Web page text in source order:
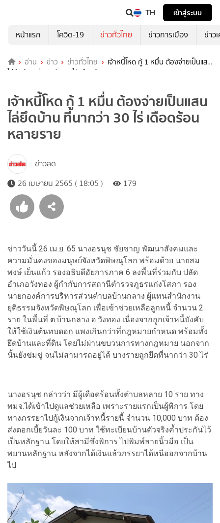
TH
เข้าสู่ระบบ
หน้าแรก
โควิด-19 ข่าวทั่วไทย ข่าวการเมือง ข่าว
อ่าน ข่าว ข่าวทั่วไทย
เจ้าหนี้โหด กู้ 1 หมื่น ต้องจ่ายเป็นแสน
ไล่ยึดบ้าน ที่นากว่า 30 ไร่ เดือดร้อนหลายราย
เจ้าหนี้โหด กู้ 1 หมื่น ต้องจ่ายเป็นแสน
ไล่ยึดบ้าน ที่นากว่า 30 ไร่ เดือดร้อน
หลายราย
ข่าวสด
26 เมษายน 2565 ( 18:05 )
179
ข่าววันนี้ 26 เม.ย. 65 นางอรนุช ชัยชาญ พัฒนาสังคมและ
ความมั่นคงของมนุษย์จังหวัดพิษณุโลก พร้อมด้วย นายสม
พงษ์ เย็นแก้ว รองอธิบดีอัยการภาค 6 ลงพื้นที่ร่วมกับ ปลัด
อำเภอวังทอง ผู้กำกับการสถานีตำรวจภูธรแก่งโสภา รอง
นายกองค์การบริหารส่วนตำบลบ้านกลาง ผู้แทนสำนักงาน
ยุติธรรมจังหวัดพิษณุโลก เพื่อเข้าช่วยเหลือลูกหนี้ จำนวน 2
ราย ในพื้นที่ ต.บ้านกลาง อ.วังทอง เนื่องจากถูกเจ้าหนี้บังคับ
ให้ใช้เงินต้นทบดอก แพงเกินกว่าที่กฎหมายกำหนด พร้อมทั้ง
ยึดบ้านและที่ดิน โดยไม่ผ่านขบวนการทางกฎหมาย นอกจาก
นั้นยังข่มขู่ จนไม่สามารถอยู่ได้ บางรายถูกยึดที่นากว่า 30 ไร่
นางอรนุช กล่าวว่า มีผู้เดือดร้อนทั้งตำบลหลาย 10 ราย ทาง
พมจ.ได้เข้าไปดูแลช่วยเหลือ เพราะรายแรกเป็นผู้พิการ โดย
ทางภรรยาไปกู้เงินจากเจ้าหนี้รายนี้ จำนวน 10,000 บาท ต้อง
ส่งดอกเบี้ยวันละ 100 บาท ใช้ทะเบียนบ้านตัวจริงค้ำประกันไว้
เป็นหลักฐาน โดยให้สามีซึ่งพิการ ไปพิมพ์ลายนิ้วมือ เป็น
พยานหลักฐาน หลังจากได้เงินแล้วภรรยาได้หนีออกจากบ้าน
ไป